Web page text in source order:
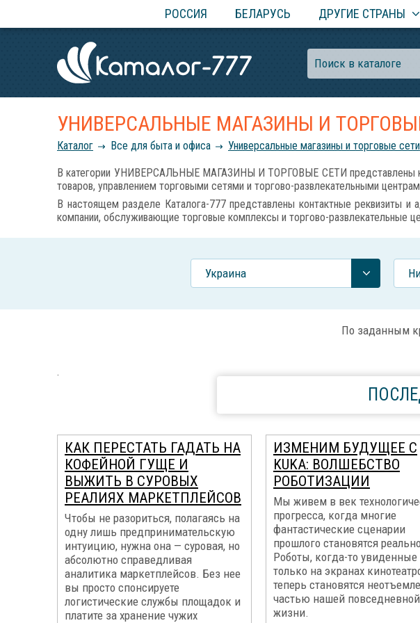
РОССИЯ БЕЛАРУСЬ ДРУГИЕ СТРАНЫ
УНИВЕРСАЛЬНЫЕ МАГАЗИНЫ И
Каталог Все для быта и офиса Универсальные магазины и торговые сети
В категории УНИВЕРСАЛЬНЫЕ МАГАЗИНЫ И ТОРГОВЫЕ СЕТИ представлены
товаров, управлением торговыми сетями и торгово-развлекательными
В настоящем разделе Каталога-777 представлены контактные реквизиты
компании, обслуживающие торговые комплексы и торгово-развлекательные
Украина
По заданным
.
КАК ПЕРЕСТАТЬ ГАДАТЬ НА
КОФЕЙНОЙ ГУЩЕ И
ВЫЖИТЬ В СУРОВЫХ
РЕАЛИЯХ МАРКЕТПЛЕЙСОВ
Чтобы не разориться, полагаясь на
одну лишь предпринимательскую
интуицию, нужна она — суровая, но
абсолютно справедливая
аналитика маркетплейсов. Без нее
вы просто спонсируете
логистические службы площадок и
платите за хранение чужих
ИЗМЕНИМ БУДУЩЕЕ С
KUKA: ВОЛШЕБСТВО
РОБОТИЗАЦИИ
Мы живем в век
прогресса, когда многие
фантастические сценарии
прошлого становятся
Роботы, когда-то увиденные
только на экранах
теперь становятся
частью нашей повседневной
жизни.